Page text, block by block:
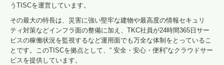
うTISCを運営しています。
その最大の特長は、災害に強い堅牢な建物や最高度の情報セキュリ
ティ対策などインフラ面の整備に加え、TKC社員が24時間365日サー
ビスの稼働状況を監視するなど運用面でも万全な体制をとっているこ
とです。このTISCを拠点として、“ 安全・安心・便利”なクラウドサー
ビスを提供しています。